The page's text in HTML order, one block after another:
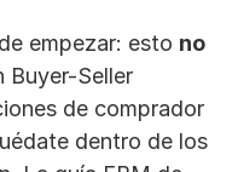
empezar: esto no
Buyer-Seller
de comprador
dentro de los